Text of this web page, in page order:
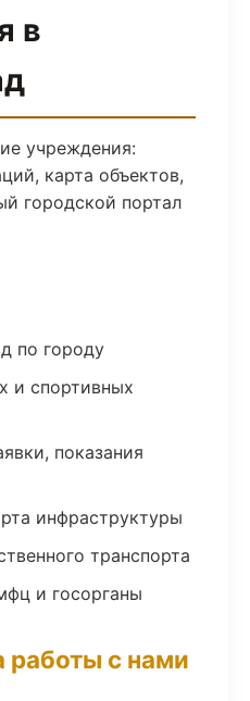
в
учреждения:
карта объектов,
городской портал
по городу
и спортивных
показания
инфраструктуры
транспорта
и госорганы
с нами